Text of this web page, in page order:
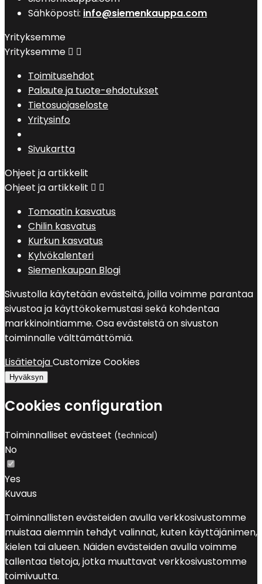
Sähköposti: info@siemenkauppa.com
Yrityksemme
Yrityksemme  
Toimitusehdot
Palaute ja tuote-ehdotukset
Tietosuojaseloste
Yritysinfo
Sivukartta
Ohjeet ja artikkelit
Ohjeet ja artikkelit  
Tomaatin kasvatus
Chilin kasvatus
Kurkun kasvatus
Kylvökalenteri
Siemenkaupan Blogi
Sivustolla käytetään evästeitä, joilla voimme parantaa
sivustoa ja käyttökokemustasi sekä kohdentaa
markkinointiamme. Osa evästeistä on sivuston
toiminnalle välttämättömiä.
LisätietojaCustomize Cookies
Hyväksyn
Cookies configuration
Toiminnalliset evästeet (technical)
No
Yes
Kuvaus
Toiminnallisten evästeiden avulla verkkosivustomme
muistaa aiemmin tehdyt valinnat, kuten käyttäjänimen,
kielen tai alueen. Näiden evästeiden avulla voimme
tallentaa tietoja, jotka muuttavat verkkosivustomme
toimivuutta.